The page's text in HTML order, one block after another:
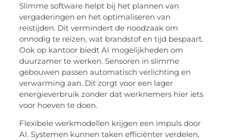
Slimme software helpt bij het plannen van
vergaderingen en het optimaliseren van
reistijden. Dit vermindert de noodzaak om
onnodig te reizen, wat brandstof en tijd bespaart.
Ook op kantoor biedt AI mogelijkheden om
duurzamer te werken. Sensoren in slimme
gebouwen passen automatisch verlichting en
verwarming aan. Dit zorgt voor een lager
energieverbruik zonder dat werknemers hier iets
voor hoeven te doen.
Flexibele werkmodellen krijgen een impuls door
AI. Systemen kunnen taken efficiënter verdelen,